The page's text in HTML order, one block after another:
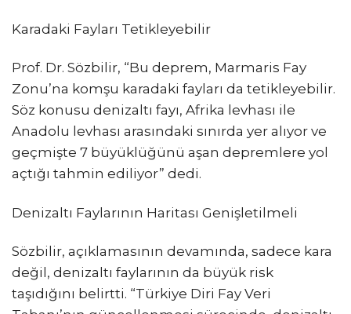
Karadaki Fayları Tetikleyebilir
Prof. Dr. Sözbilir, “Bu deprem, Marmaris Fay
Zonu’na komşu karadaki fayları da tetikleyebilir.
Söz konusu denizaltı fayı, Afrika levhası ile
Anadolu levhası arasındaki sınırda yer alıyor ve
geçmişte 7 büyüklüğünü aşan depremlere yol
açtığı tahmin ediliyor” dedi.
Denizaltı Faylarının Haritası Genişletilmeli
Sözbilir, açıklamasının devamında, sadece kara
değil, denizaltı faylarının da büyük risk
taşıdığını belirtti. “Türkiye Diri Fay Veri